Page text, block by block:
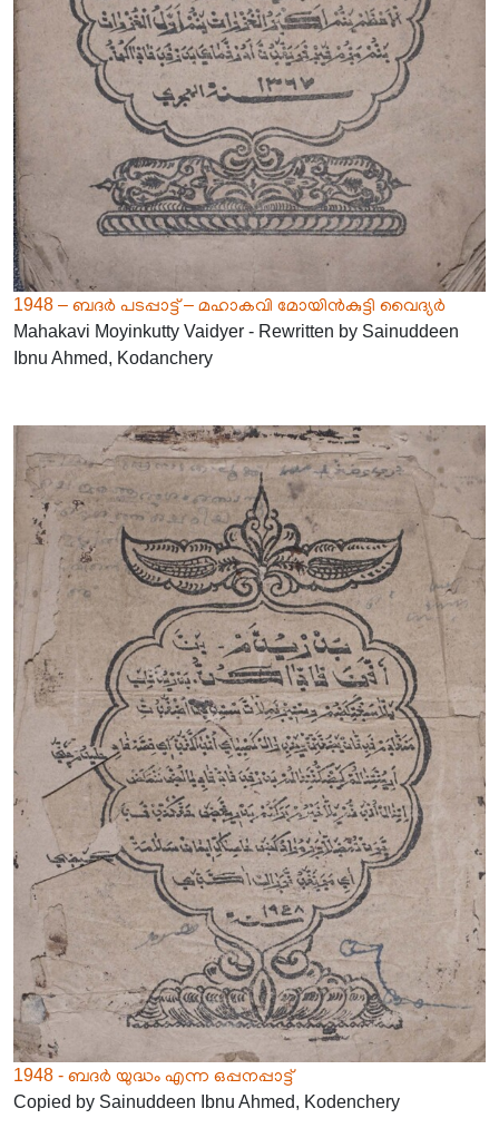
1948 – ബദർ പടപ്പാട്ട് – മഹാകവി മോയിൻകുട്ടി വൈദ്യർ
Mahakavi Moyinkutty Vaidyer - Rewritten by Sainuddeen
Ibnu Ahmed, Kodanchery
1948 - ബദർ യുദ്ധം എന്ന ഒപ്പനപ്പാട്ട്
Copied by Sainuddeen Ibnu Ahmed, Kodenchery